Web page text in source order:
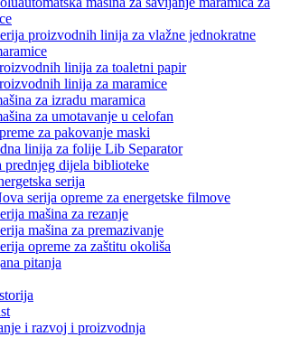
proizvodnih linija za vlažne jednokratne
linija za toaletni papir
linija za maramice
za izradu maramica
za umotavanje u celofan
za pakovanje maski
linija za folije Lib Separator
prednjeg dijela biblioteke
serija
serija opreme za energetske filmove
mašina za rezanje
mašina za premazivanje
opreme za zaštitu okoliša
pitanja
i razvoj i proizvodnja